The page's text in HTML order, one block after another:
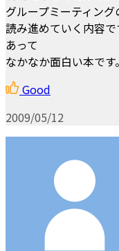
グループミーティン
読み進めていく内容
あって
なかなか面白い本です。
Good
2009/05/12